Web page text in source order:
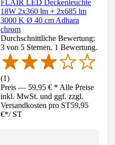
FLAIR LED Deckenleuchte
18W 2x360 lm + 2x685 lm
3000 K Ø 40 cm Adhara
chrom
Durchschnittliche Bewertung:
3 von 5 Sternen. 1 Bewertung.
(1)
Preis — 59,95 € * Alle Preise
inkl. MwSt. und ggf. zzgl.
Versandkosten pro ST59,95
€*/ ST